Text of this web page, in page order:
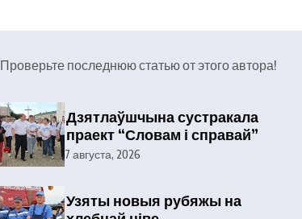
Проверьте последнюю статью от этого автора!
Дзятлаўшчына сустракала
праект “Словам і справай”
7 августа, 2026
Узяты новыя рубяжы на